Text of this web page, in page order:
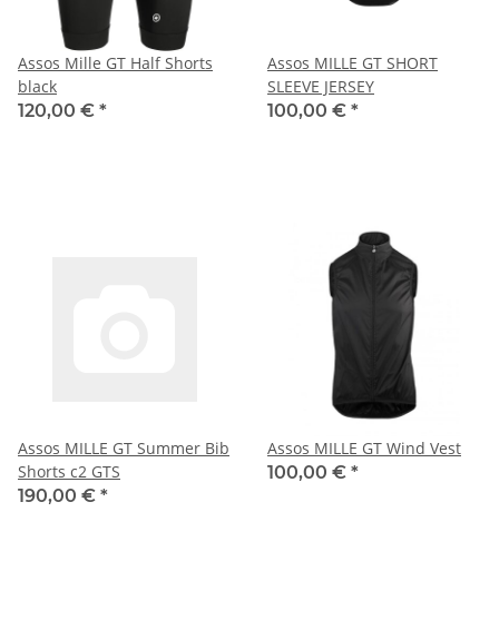
Assos Mille GT Half Shorts
black
120,00 € *
Assos MILLE GT SHORT
SLEEVE JERSEY
100,00 € *
Assos MILLE GT Summer Bib
Shorts c2 GTS
190,00 € *
Assos MILLE GT Wind Vest
100,00 € *